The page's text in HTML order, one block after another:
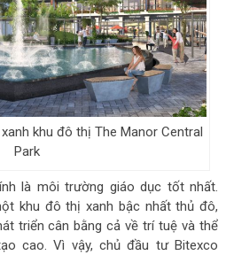
khu đô thị The Manor Central
Park
là môi trường giáo dục tốt nhất.
khu đô thị xanh bậc nhất thủ đô,
triển cân bằng cả về trí tuệ và thể
cao. Vì vậy, chủ đầu tư Bitexco